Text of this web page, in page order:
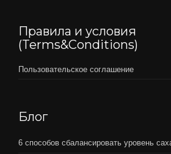
Правила и условия
(Terms&Conditions)
Пользовательское соглашение
Блог
6 способов сбалансировать уровень